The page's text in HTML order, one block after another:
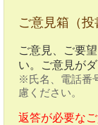
ご意見箱（投
ご意見、ご要
い。ご意見が
※氏名、電話番
慮ください。
返答が必要な